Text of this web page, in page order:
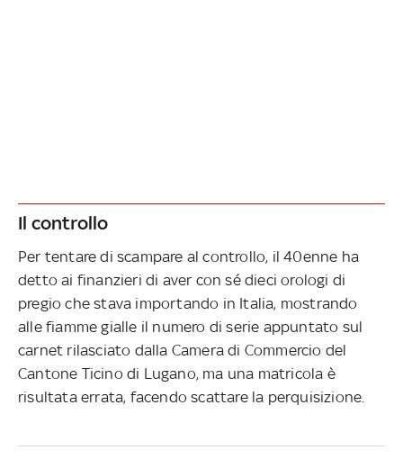
Il controllo
Per tentare di scampare al controllo, il 40enne ha
detto ai finanzieri di aver con sé dieci orologi di
pregio che stava importando in Italia, mostrando
alle fiamme gialle il numero di serie appuntato sul
carnet rilasciato dalla Camera di Commercio del
Cantone Ticino di Lugano, ma una matricola è
risultata errata, facendo scattare la perquisizione.